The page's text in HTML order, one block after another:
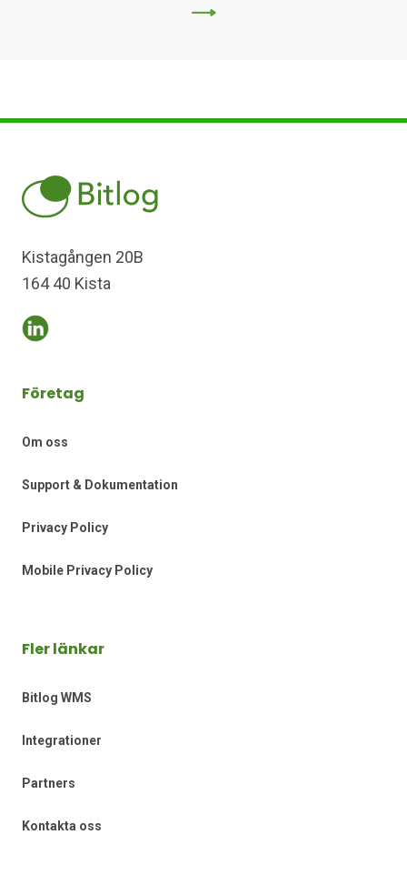
Kistagången 20B
164 40 Kista
Företag
Om oss
Support & Dokumentation
Privacy Policy
Mobile Privacy Policy
Fler länkar
Bitlog WMS
Integrationer
Partners
Kontakta oss